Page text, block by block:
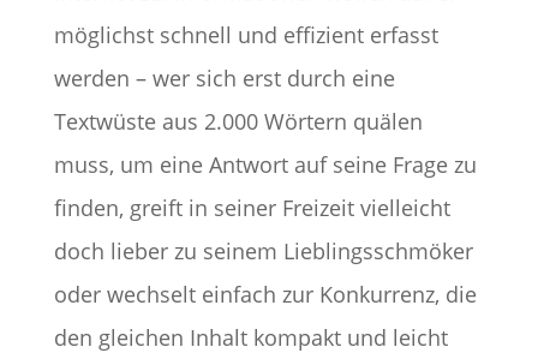
möglichst schnell und effizient erfasst
werden – wer sich erst durch eine
Textwüste aus 2.000 Wörtern quälen
muss, um eine Antwort auf seine Frage zu
finden, greift in seiner Freizeit vielleicht
doch lieber zu seinem Lieblingsschmöker
oder wechselt einfach zur Konkurrenz, die
den gleichen Inhalt kompakt und leicht